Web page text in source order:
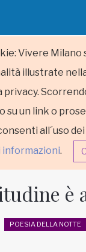
Vivere Milano
illustrate
privacy.
su un link o
all´uso
informazioni.
è
POESIA DELLA NOTTE